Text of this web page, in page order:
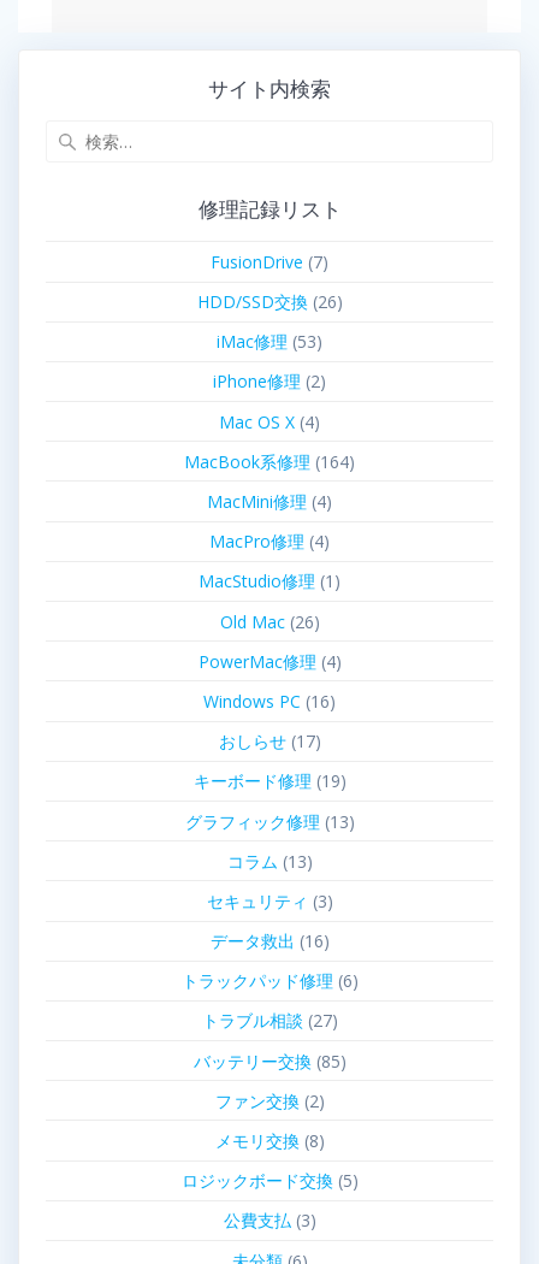
サイト内検索
修理記録リスト
FusionDrive (7)
HDD/SSD交換(26)
iMac修理 (53)
iPhone修理 (2)
Mac OS X (4)
MacBook系修理 (164)
MacMini修理 (4)
MacPro修理 (4)
MacStudio修理 (1)
Old Mac(26)
PowerMac修理 (4)
Windows PC (16)
おしらせ(17)
キーボード修理 (19)
グラフィック修理 (13)
コラム (13)
セキュリティ (3)
データ救出 (16)
トラックパッド修理 (6)
トラブル相談 (27)
バッテリー交換(85)
ファン交換(2)
メモリ交換(8)
ロジックボード交換(5)
公費支払(3)